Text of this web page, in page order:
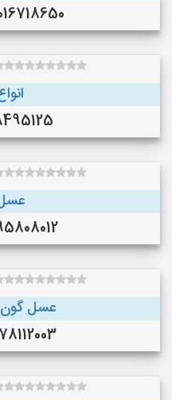
09016718650
09195808012
عسل گون
09178112003